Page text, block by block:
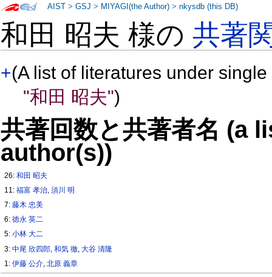
和田 昭夫 様の共著
+(A list of literatures under
"和田 昭夫")
共著回数と共著者名 (a
author(s))
26:和田 昭夫
11:福富 孝治,須川 明
7:藤木 忠美
6:徳永 英二
5:小林 大二
3:中尾 欣四郎 ,和気 徹 ,大谷 清隆
1:伊藤 公介 ,北原 義章
AIST >GSJ > MIYAGI(the Author) >nkysdb (this DB)